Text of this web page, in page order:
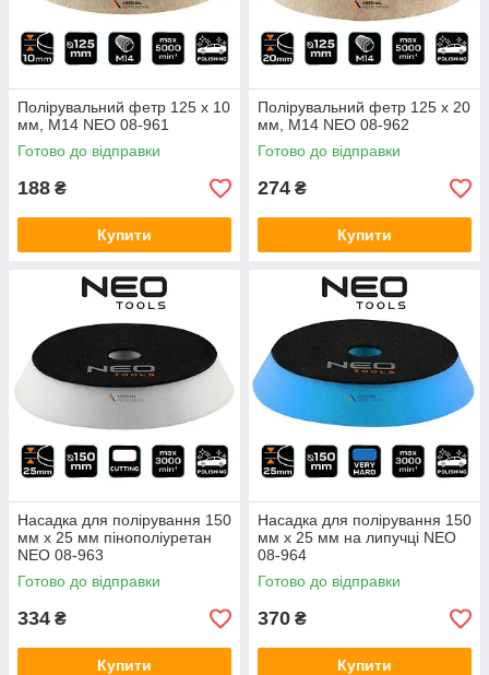
Полірувальний фетр 125 x 10
мм, M14 NEO 08-961
Готово до відправки
188 ₴
Купити
Полірувальний фетр 125 x 20
мм, M14 NEO 08-962
Готово до відправки
274 ₴
Купити
Насадка для полірування 150
мм x 25 мм пінополіуретан
NEO 08-963
Готово до відправки
334 ₴
Купити
Насадка для полірування 150
мм x 25 мм на липучці NEO
08-964
Готово до відправки
370 ₴
Купити